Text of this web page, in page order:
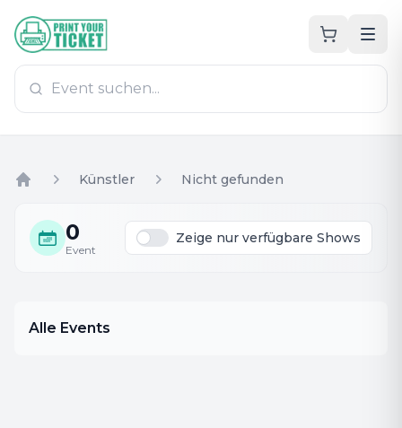
Zum Hauptinhalt
PrintYourTicket
Künstler Nicht gefunden
0
Event
Zeige nur verfügbare Shows
Alle Events